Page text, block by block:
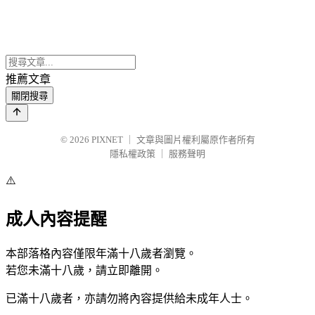
推薦文章
關閉搜尋
© 2026 PIXNET
文章與圖片權利屬原作者所有
隱私權政策
服務聲明
⚠️
成人內容提醒
本部落格內容僅限年滿十八歲者瀏覽。
若您未滿十八歲，請立即離開。
已滿十八歲者，亦請勿將內容提供給未成年人士。